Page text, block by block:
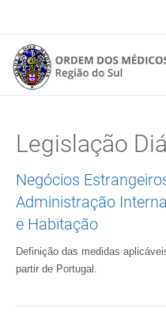
Legislação
Negócios
Administração
e Habitação
Definição das medidas
partir de Portugal.